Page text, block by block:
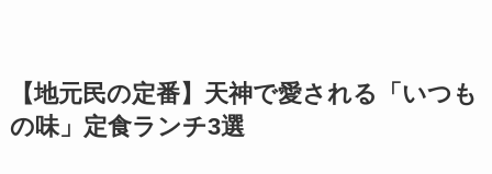
【地元民の定番】天神で愛される「いつも
の味」定食ランチ3選